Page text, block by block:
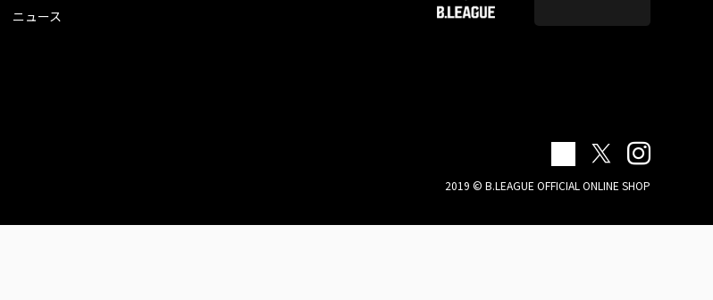
ニュース
2019 © B.LEAGUE OFFICIAL ONLINE SHOP